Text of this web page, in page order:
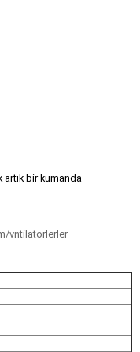
artık bir kumanda
vntilatorlerler